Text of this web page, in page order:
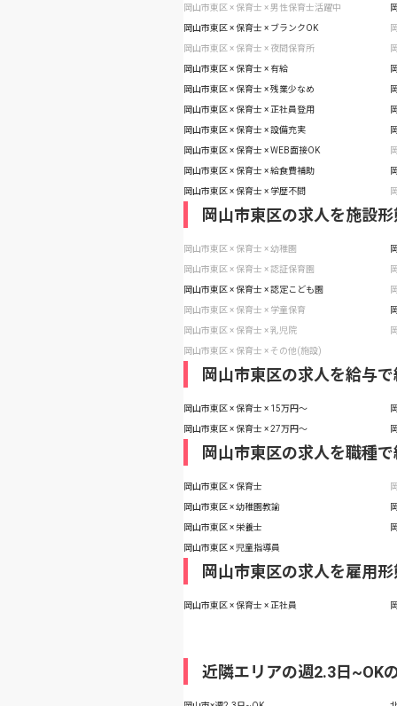
岡山市東区 × 保育士 × 男性保育士活躍中
岡山市東区 × 保育士 × ブランクOK
岡山市東区 × 保育士 × 夜間保育所
岡山市東区 × 保育士 × 有給
岡山市東区 × 保育士 × 残業少なめ
岡山市東区 × 保育士 × 正社員登用
岡山市東区 × 保育士 × 設備充実
岡山市東区 × 保育士 × WEB面接OK
岡山市東区 × 保育士 × 給食費補助
岡山市東区 × 保育士 × 学歴不問
岡山市東区の求人を施設
岡山市東区 × 保育士 × 幼稚園
岡山市東区 × 保育士 × 認証保育園
岡山市東区 × 保育士 × 認定こども園
岡山市東区 × 保育士 × 学童保育
岡山市東区 × 保育士 × 乳児院
岡山市東区 × 保育士 × その他(施設)
岡山市東区の求人を給与
岡山市東区 × 保育士 × 15万円〜
岡山市東区 × 保育士 × 27万円〜
岡山市東区の求人を職種
岡山市東区 × 保育士
岡山市東区 × 幼稚園教諭
岡山市東区 × 栄養士
岡山市東区 × 児童指導員
岡山市東区の求人を雇用
岡山市東区 × 保育士 × 正社員
近隣エリアの週2.3日~OK